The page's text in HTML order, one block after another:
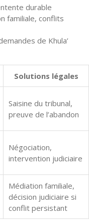
durable
familiale, conflits
de Khula’
Solutions légales
Saisine du tribunal,
preuve de l’abandon
Négociation,
intervention judiciaire
Médiation familiale,
décision judiciaire si
conflit persistant